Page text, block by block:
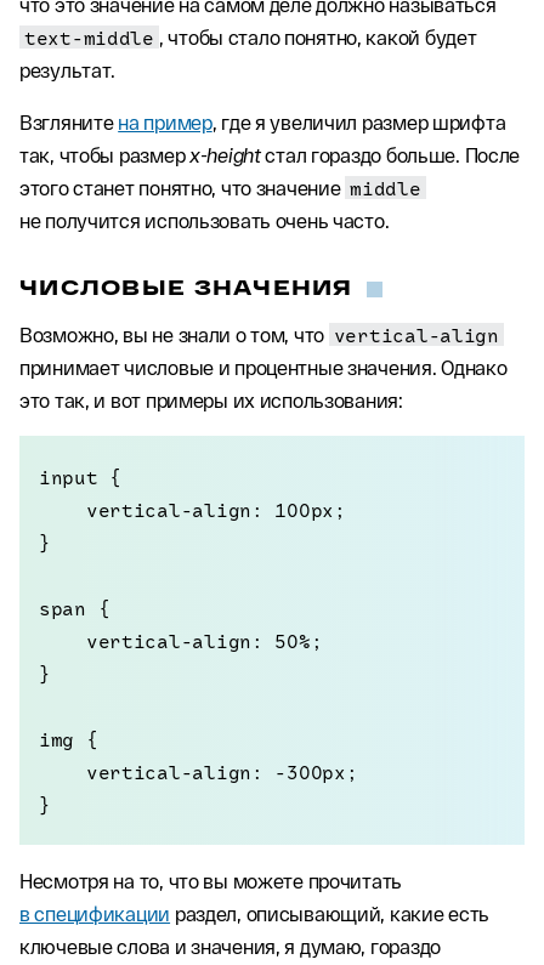
text-middle , чтобы стало понятно, какой будет
результат.
Взгляните на пример, где я увеличил размер шрифта
так, чтобы размерx-heightстал гораздо больше. После
этого станет понятно, что значение middle
не получится использовать очень часто.
ЧИСЛОВЫЕ ЗНАЧЕНИЯ
Возможно, вы не знали о том, что vertical-align
принимает числовые и процентные значения. Однако
это так, и вот примеры их использования:
input {
    vertical-align: 100px;
}
span {
    vertical-align: 50%;
}
img {
    vertical-align: -300px;
}
Несмотря на то, что вы можете прочитать
в спецификации раздел, описывающий, какие есть
ключевые слова и значения, я думаю, гораздо